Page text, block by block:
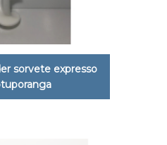
sorvete expresso